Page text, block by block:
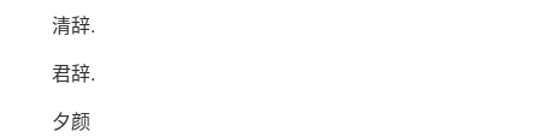
清辞.
君辞.
夕颜